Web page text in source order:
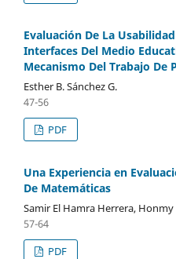
Evaluación De La
Interfaces Del Medio
Mecanismo Del Trabajo De
Esther B. Sánchez G.
47-56
PDF
Una Experiencia en
De Matemáticas
Samir El Hamra Herrera, Honmy
57-64
PDF